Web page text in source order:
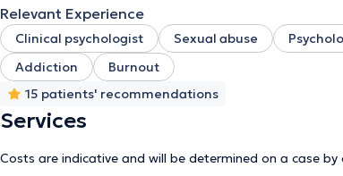
Relevant Experience
Clinical psychologist Sexual abuse
Addiction
Burnout
15 patients' recommendations
Services
Costs are indicative and will be determined on a case by